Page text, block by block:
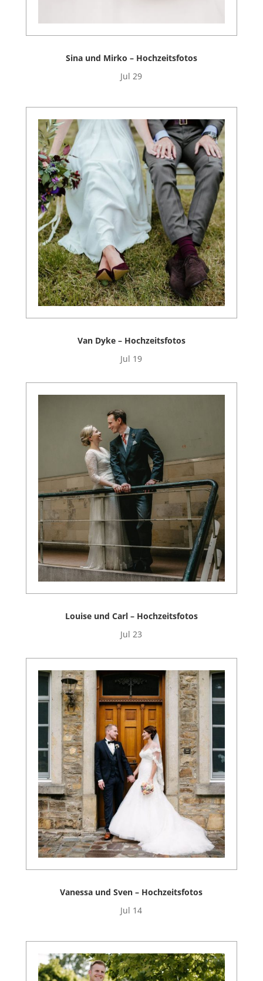
Sina und Mirko – Hochzeitsfotos
Jul 29
Van Dyke – Hochzeitsfotos
Jul 19
Louise und Carl – Hochzeitsfotos
Jul 23
Vanessa und Sven – Hochzeitsfotos
Jul 14